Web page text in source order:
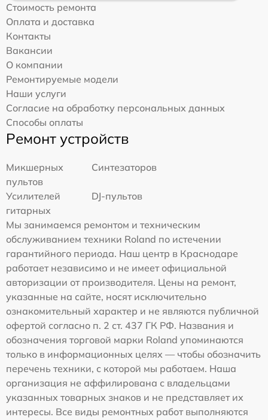
Стоимость ремонта
Оплата и доставка
Контакты
Вакансии
О компании
Ремонтируемые модели
Наши услуги
Согласие на обработку персональных данных
Способы оплаты
Ремонт устройств
Микшерных
пультов
Синтезаторов
Усилителей
гитарных
DJ-пультов
Мы занимаемся ремонтом и техническим
обслуживанием техники Roland по истечении
гарантийного периода. Наш центр в Краснодаре
работает независимо и не имеет официальной
авторизации от производителя. Цены на ремонт,
указанные на сайте, носят исключительно
ознакомительный характер и не являются публичной
офертой согласно п. 2 ст. 437 ГК РФ. Названия и
обозначения торговой марки Roland упоминаются
только в информационных целях — чтобы обозначить
перечень техники, с которой мы работаем. Наша
организация не аффилирована с владельцами
указанных товарных знаков и не представляет их
интересы. Все виды ремонтных работ выполняются